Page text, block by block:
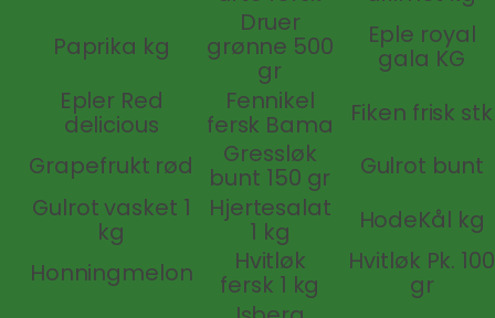
Paprika kg
Druer
grønne 500
gr
Eple royal
gala KG
Epler Red
delicious
Fennikel
fersk Bama
Fiken frisk stk
Grapefrukt rød
Gressløk
bunt 150 gr
Gulrot bunt
Gulrot vasket 1
kg
Hjertesalat
1 kg
HodeKål kg
Honningmelon
Hvitløk
fersk 1 kg
Hvitløk Pk. 100
gr